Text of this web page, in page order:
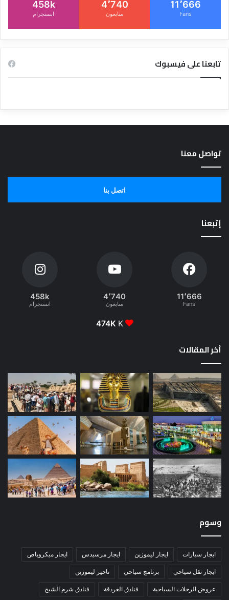
11٬666
Fans
4٬740
متابعون
458k
انستجرام
تابعنا على فيسبوك
تواصل معنا
اتصل بنا
إتبعنا
11٬666
Fans
4٬740
متابعون
458k
انستجرام
474K K
أخر المقالات
وسوم
ايجار سيارات ايجار ليموزين ايجار مرسيدس ايجار ميكروباص
ايجار نقل سياحي برنامج سياحي تاجير ليموزين
عروض الرحلات السياحية فنادق الغردقة فنادق شرم الشيخ